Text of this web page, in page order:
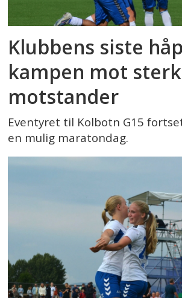
Klubbens siste
kampen mot sterk
motstander
Eventyret til Kolbotn G15
en mulig maratondag.